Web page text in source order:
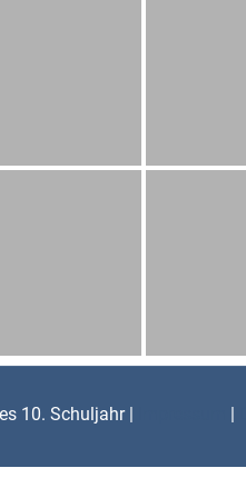
10. Schuljahr | |